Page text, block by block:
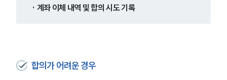
· 계좌 이체 내역 및 합의 시도 기록
합의가 어려운 경우